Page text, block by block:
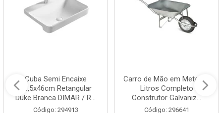
Cuba Semi Encaixe
58,5x46cm Retangular
Duke Branca DIMAR / R...
Código: 294913
Carro de Mão em Metal 60
Litros Completo
Construtor Galvaniz...
Código: 296641